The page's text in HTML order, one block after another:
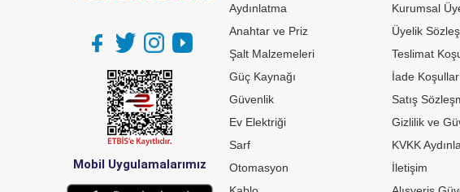
Mobil Uygulamalarımız
Aydınlatma
Anahtar ve Priz
Şalt Malzemeleri
Güç Kaynağı
Güvenlik
Ev Elektriği
Sarf
Otomasyon
Kurumsal
Üyelik
Teslimat
İade
Satış
Gizlilik ve
KVKK
İletişim